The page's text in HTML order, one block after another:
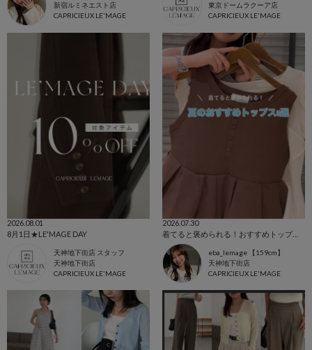
新宿ルミネエスト店
CAPRICIEUX LE'MAGE
東京ドームラクーア店
CAPRICIEUX LE'MAGE
2026.08.01
8月1日★LE'MAGE DAY
天神地下街店 スタッフ
天神地下街店
CAPRICIEUX LE'MAGE
2026.07.30
着てると褒められる！おすすめトップス3選🤍
eba_lemage 【159cm】
天神地下街店
CAPRICIEUX LE'MAGE